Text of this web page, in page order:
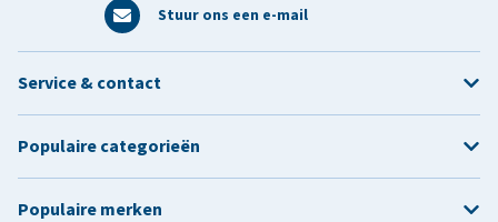
Stuur ons een e-mail
Service & contact
Populaire categorieën
Populaire merken